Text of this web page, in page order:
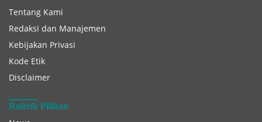
Tentang Kami
Redaksi dan Manajemen
Kebijakan Privasi
Kode Etik
Disclaimer
Rubrik Pilihan